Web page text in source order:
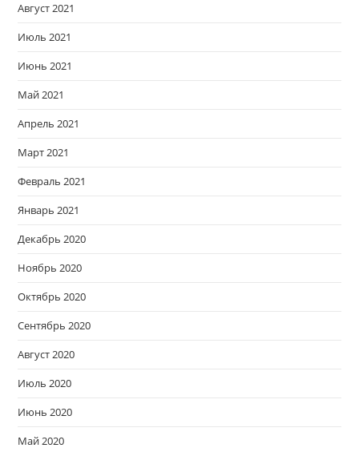
Август 2021
Июль 2021
Июнь 2021
Май 2021
Апрель 2021
Март 2021
Февраль 2021
Январь 2021
Декабрь 2020
Ноябрь 2020
Октябрь 2020
Сентябрь 2020
Август 2020
Июль 2020
Июнь 2020
Май 2020